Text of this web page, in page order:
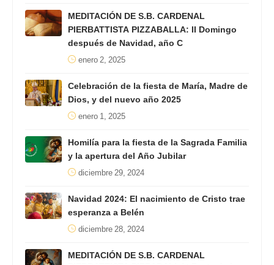
MEDITACIÓN DE S.B. CARDENAL
PIERBATTISTA PIZZABALLA: II Domingo
después de Navidad, año C
enero 2, 2025
Celebración de la fiesta de María, Madre de
Dios, y del nuevo año 2025
enero 1, 2025
Homilía para la fiesta de la Sagrada Familia
y la apertura del Año Jubilar
diciembre 29, 2024
Navidad 2024: El nacimiento de Cristo trae
esperanza a Belén
diciembre 28, 2024
MEDITACIÓN DE S.B. CARDENAL